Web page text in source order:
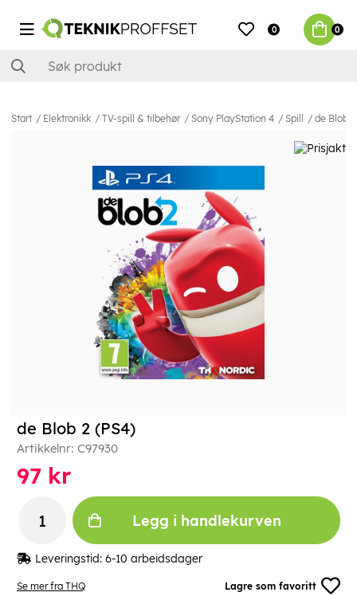
0 0
Start Elektronikk TV-spill & tilbehør Sony PlayStation 4 Spill de Blob
Se mer fra THQ Lagre som favoritt
de Blob 2 (PS4)
Artikkelnr: C97930
97 kr
Legg i handlekurven
Leveringstid: 6-10 arbeidsdager